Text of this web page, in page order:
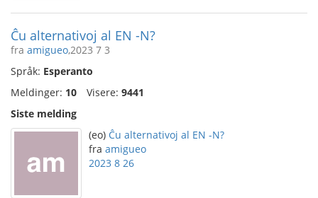
Ĉu alternativoj al EN -N?
fra amigueo,2023 7 3
Språk: Esperanto
Meldinger: 10 Visere: 9441
Siste melding
(eo) Ĉu alternativoj al EN -N?
fra amigueo
2023 8 26